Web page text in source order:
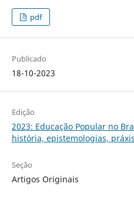
pdf
Publicado
18-10-2023
Edição
2023: Educação Popular no
história, epistemologias,
Seção
Artigos Originais